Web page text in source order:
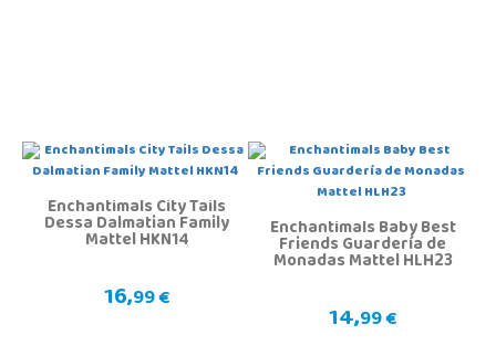
Enchantimals City Tails
Dessa Dalmatian Family
Mattel HKN14
16,99 €
Enchantimals Baby Best
Friends Guardería de
Monadas Mattel HLH23
14,99 €